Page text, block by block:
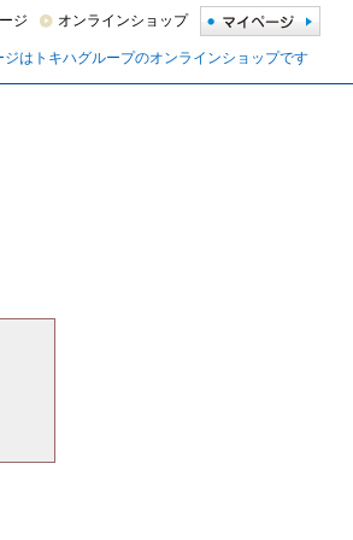
ジ オンラインショップ
ジはトキハグループのオンラインショップです